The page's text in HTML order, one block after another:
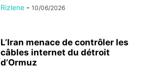
Rizlene - 10/06/2026
L’Iran menace de contrôler les
câbles internet du détroit
d’Ormuz